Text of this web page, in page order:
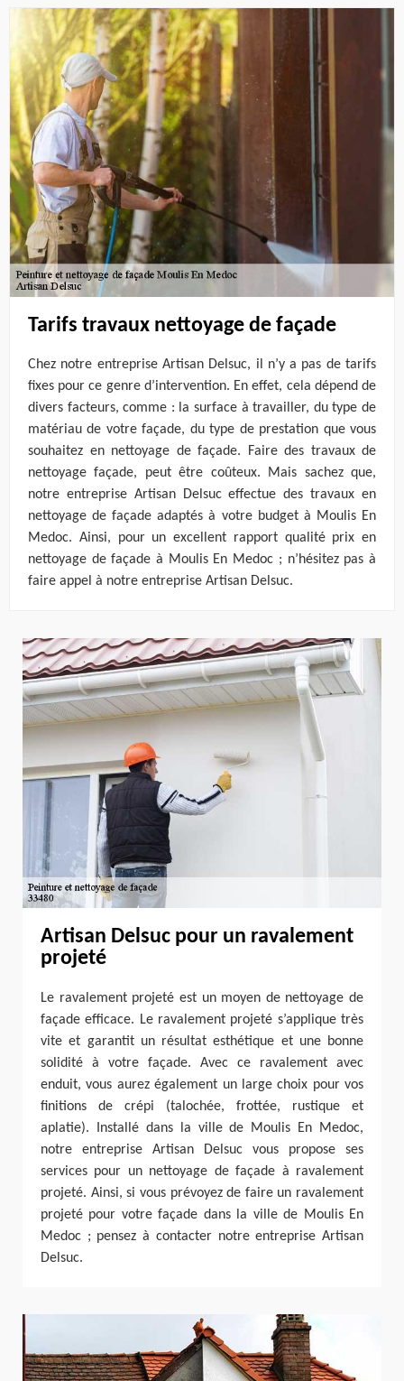
Tarifs travaux nettoyage de façade
Chez notre entreprise Artisan Delsuc, il n’y a pas de tarifs
fixes pour ce genre d’intervention. En effet, cela dépend de
divers facteurs, comme : la surface à travailler, du type de
matériau de votre façade, du type de prestation que vous
souhaitez en nettoyage de façade. Faire des travaux de
nettoyage façade, peut être coûteux. Mais sachez que,
notre entreprise Artisan Delsuc effectue des travaux en
nettoyage de façade adaptés à votre budget à Moulis En
Medoc. Ainsi, pour un excellent rapport qualité prix en
nettoyage de façade à Moulis En Medoc ; n’hésitez pas à
faire appel à notre entreprise Artisan Delsuc.
Artisan Delsuc pour un ravalement
projeté
Le ravalement projeté est un moyen de nettoyage de
façade efficace. Le ravalement projeté s’applique très
vite et garantit un résultat esthétique et une bonne
solidité à votre façade. Avec ce ravalement avec
enduit, vous aurez également un large choix pour vos
finitions de crépi (talochée, frottée, rustique et
aplatie). Installé dans la ville de Moulis En Medoc,
notre entreprise Artisan Delsuc vous propose ses
services pour un nettoyage de façade à ravalement
projeté. Ainsi, si vous prévoyez de faire un ravalement
projeté pour votre façade dans la ville de Moulis En
Medoc ; pensez à contacter notre entreprise Artisan
Delsuc.